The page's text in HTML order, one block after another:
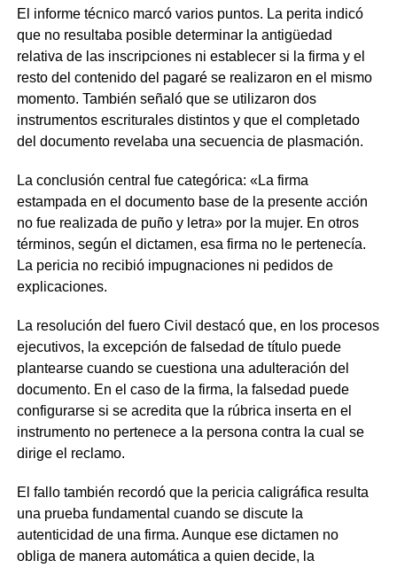
El informe técnico marcó varios puntos. La perita indicó
que no resultaba posible determinar la antigüedad
relativa de las inscripciones ni establecer si la firma y el
resto del contenido del pagaré se realizaron en el mismo
momento. También señaló que se utilizaron dos
instrumentos escriturales distintos y que el completado
del documento revelaba una secuencia de plasmación.
La conclusión central fue categórica: «La firma
estampada en el documento base de la presente acción
no fue realizada de puño y letra» por la mujer. En otros
términos, según el dictamen, esa firma no le pertenecía.
La pericia no recibió impugnaciones ni pedidos de
explicaciones.
La resolución del fuero Civil destacó que, en los procesos
ejecutivos, la excepción de falsedad de título puede
plantearse cuando se cuestiona una adulteración del
documento. En el caso de la firma, la falsedad puede
configurarse si se acredita que la rúbrica inserta en el
instrumento no pertenece a la persona contra la cual se
dirige el reclamo.
El fallo también recordó que la pericia caligráfica resulta
una prueba fundamental cuando se discute la
autenticidad de una firma. Aunque ese dictamen no
obliga de manera automática a quien decide, la